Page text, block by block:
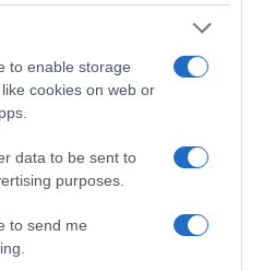
to enable storage
cookies on web or
data to be sent to
purposes.
to send me